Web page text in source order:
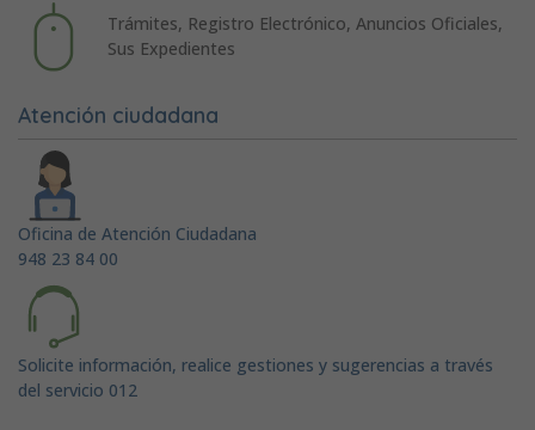
Trámites, Registro Electrónico, Anuncios Oficiales,
Sus Expedientes
Atención ciudadana
Oficina de Atención Ciudadana
948 23 84 00
Solicite información, realice gestiones y sugerencias a través
del servicio 012